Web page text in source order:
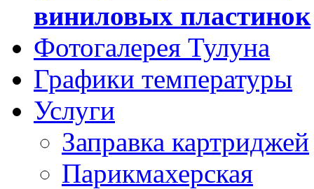
виниловых пластинок
Фотогалерея Тулуна
Графики температуры
Услуги
Заправка картриджей
Парикмахерская